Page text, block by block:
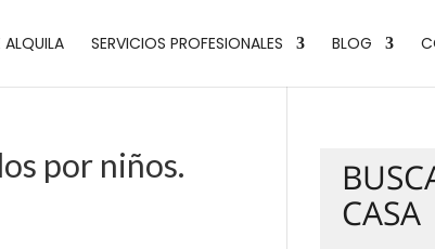
ALQUILA SERVICIOS PROFESIONALES BLOG
por niños.
CASA